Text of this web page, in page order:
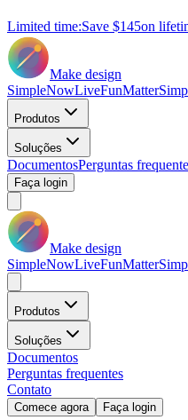
Limited time:Save $145on
Make design
SimpleNowLiveFunMatter
Produtos
Soluções
DocumentosPerguntas
Faça login
Make design
SimpleNowLiveFunMatter
Produtos
Soluções
Documentos
Perguntas frequentes
Contato
Comece agora Faça login